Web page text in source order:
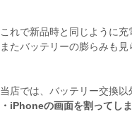
これで新品時と同じように充
またバッテリーの膨らみも
当店では、バッテリー交換以
・iPhoneの画面を割ってしま